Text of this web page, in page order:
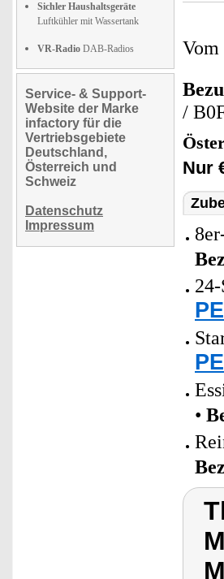
Sichler Haushaltsgeräte
Luftkühler mit Wassertank
VR-Radio DAB-Radios
Service- & Support-
Website der Marke
infactory für die
Vertriebsgebiete
Deutschland,
Österreich und
Schweiz
Datenschutz
Impressum
/
Nur
•